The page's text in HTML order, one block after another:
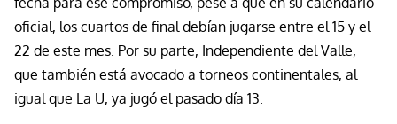
oficial, los cuartos de final debían jugarse entre el 15 y el
22 de este mes. Por su parte, Independiente del Valle,
que también está avocado a torneos continentales, al
igual que La U, ya jugó el pasado día 13.